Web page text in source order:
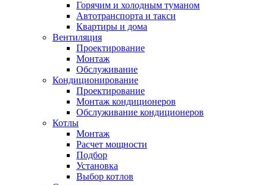
Горячим и холодным туманом
Автотранспорта и такси
Квартиры и дома
Вентиляция
Проектирование
Монтаж
Обслуживание
Кондиционирование
Проектирование
Монтаж кондиционеров
Обслуживание кондиционеров
Котлы
Монтаж
Расчет мощности
Подбор
Установка
Выбор котлов